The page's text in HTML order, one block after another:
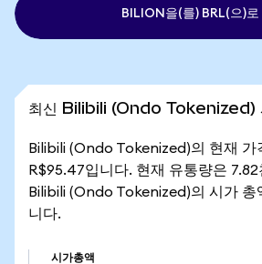
BILION을(를) BRL(으)로
최신 Bilibili (Ondo Tokenized)
Bilibili (Ondo Tokenized)의 현재
R$95.47입니다. 현재 유통량은
Bilibili (Ondo Tokenized)의 시가 총
니다.
시가총액